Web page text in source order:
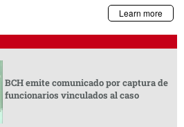
BCH emite comunicado por captura de
funcionarios vinculados al caso